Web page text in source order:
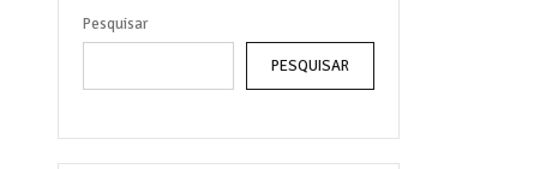
Pesquisar
PESQUISAR